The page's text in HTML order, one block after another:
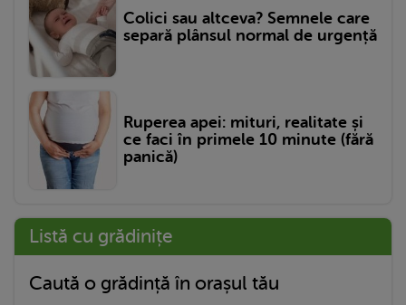
Colici sau altceva? Semnele care
separă plânsul normal de urgență
Ruperea apei: mituri, realitate și
ce faci în primele 10 minute (fără
panică)
Listă cu grădinițe
Caută o grădință în orașul tău